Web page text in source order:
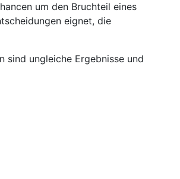
um den Bruchteil eines
eignet, die
sind ungleiche Ergebnisse und